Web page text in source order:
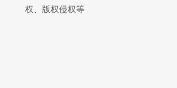
权、版权侵权等